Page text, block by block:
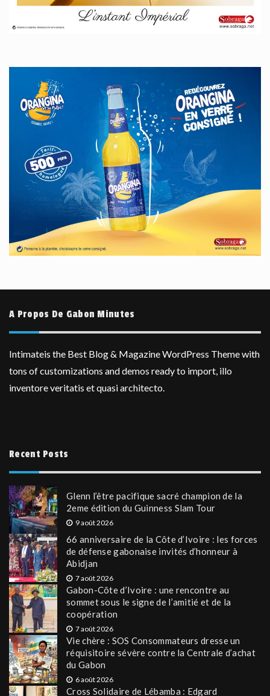
A Propos De Gabon Minutes
Intimateis the Best Blog & Magazine WordPress Theme with
tons of customizations and demos ready to import, illo
inventore veritatis et quasi architecto.
Recent Posts
Glenn l’être pacifique sacré champion de la
2eme édition du Guinness Slam Tour
9 août 2026
66 anniversaire de la Côte d’Ivoire : les forces
de défense gabonaise invités d’honneur à
Abidjan
7 août 2026
Gabon-Côte d’Ivoire : une rencontre au
sommet sous le signe de l’amitié et de la
coopération
7 août 2026
Vie chère : SOS Consommateurs dresse un
réquisitoire sévère contre la Centrale d’achat
du Gabon
6 août 2026
Cross Solidaire de Lébamba : Edgard